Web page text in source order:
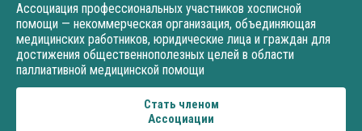
Ассоциация профессиональных участников хосписной
помощи — некоммерческая организация, объединяющая
медицинских работников, юридические лица и граждан для
достижения общественнополезных целей в области
паллиативной медицинской помощи
Стать членом
Ассоциации